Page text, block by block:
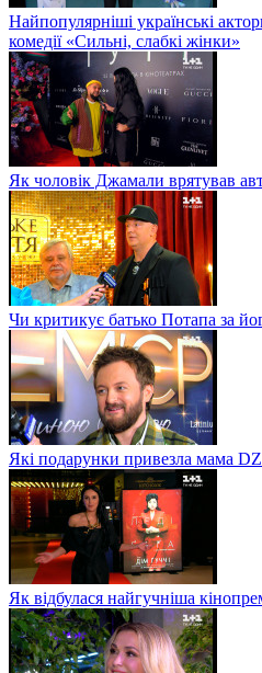
Найпопулярніші українські
комедії «Сильні, слабкі жінки»
Як чоловік Джамали врятував
Чи критикує батько Потапа за
Які подарунки привезла мама
Як відбулася найгучніша